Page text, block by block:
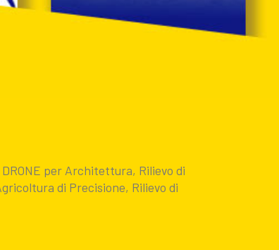
per Architettura, Rilievo di
di Precisione, Rilievo di